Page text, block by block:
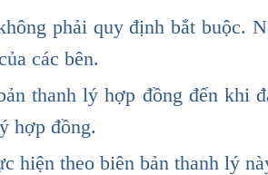
phải quy định bắt buộc.
các bên.
thanh lý hợp đồng đến khi
hợp đồng.
hiện theo biên bản thanh lý